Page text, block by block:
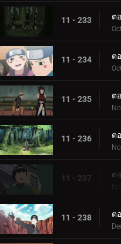
11 - 233 ต
11 - 234
11 - 235
11 - 236 ต
11 - 237
11 - 238 ต